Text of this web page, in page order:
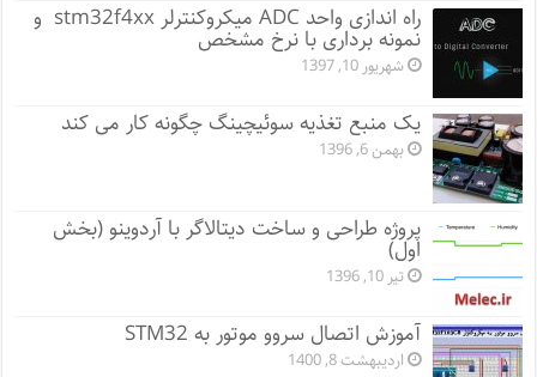
راه اندازی واحد ADC میکروکنترلر stm32f4xx و
نمونه برداری با نرخ مشخص
شهریور 10, 1397
یک منبع تغذیه سوئیچینگ چگونه کار می کند
بهمن 6, 1396
پروژه طراحی و ساخت دیتالاگر با آردوینو (بخش
اول)
تیر 10, 1396
آموزش اتصال سروو موتور به STM32
اردیبهشت 8, 1400